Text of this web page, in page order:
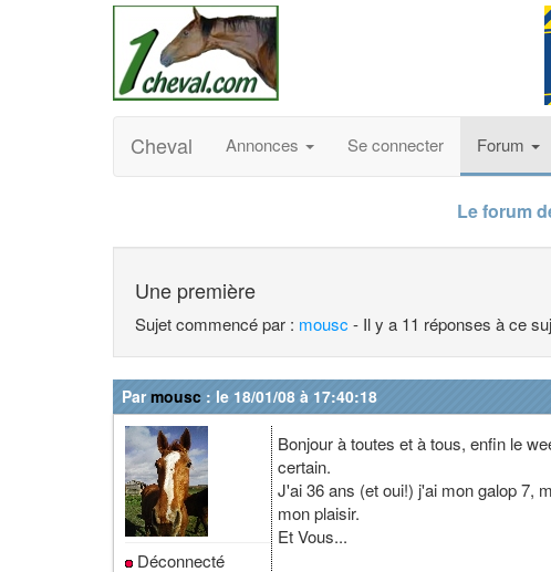
Cheval Annonces Se connecter Forum
Le forum
Une première
Sujet commencé par : mousc - Il y a 11 réponses à ce
Parmousc : le 18/01/08 à 17:40:18
Déconnecté
Bonjour à toutes et à tous, enfin le
certain.
J'ai 36 ans (et oui!) j'ai mon galop 7,
mon plaisir.
Et Vous...